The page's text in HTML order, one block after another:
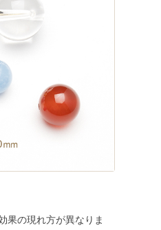
果の現れ方が異なりま